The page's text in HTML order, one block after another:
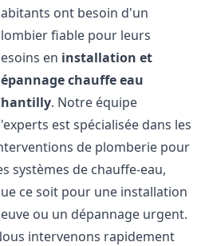
ont besoin d'un
fiable pour leurs
en installation et
chauffe eau
. Notre équipe
est spécialisée dans les
de plomberie pour
systèmes de chauffe-eau,
ce soit pour une installation
ou un dépannage urgent.
intervenons rapidement